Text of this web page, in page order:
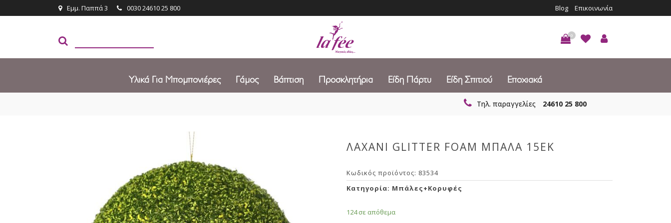
Εμμ. Παππά 3 0030 24610 25 800 Blog Επικοινωνία
0
Υλικά Για Μπομπονιέρες Γάμος Βάπτιση Προσκλητήρια Είδη Πάρτυ Είδη Σπιτιού Εποχιακά
Τηλ. παραγγελίες 24610 25 800
ΛΑΧΑΝΙ GLITTER FOAM ΜΠΑΛΑ 15ΕΚ
Κωδικός προϊόντος: 83534
Κατηγορία: Μπάλες+Κορυφές
124 σε απόθεμα